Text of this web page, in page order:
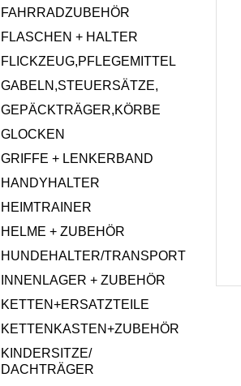
FAHRRADZUBEHÖR
FLASCHEN + HALTER
FLICKZEUG,PFLEGEMITTEL
GABELN,STEUERSÄTZE,
GEPÄCKTRÄGER,KÖRBE
GLOCKEN
GRIFFE + LENKERBAND
HANDYHALTER
HEIMTRAINER
HELME + ZUBEHÖR
HUNDEHALTER/TRANSPORT
INNENLAGER + ZUBEHÖR
KETTEN+ERSATZTEILE
KETTENKASTEN+ZUBEHÖR
KINDERSITZE/
DACHTRÄGER